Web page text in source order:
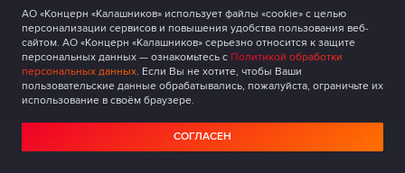
АО «Концерн «Калашников» использует файлы «cookie» с целью
персонализации сервисов и повышения удобства пользования веб-
сайтом. АО «Концерн «Калашников» серьезно относится к защите
персональных данных — ознакомьтесь с Политикой обработки
персональных данных. Если Вы не хотите, чтобы Ваши
пользовательские данные обрабатывались, пожалуйста, ограничьте их
использование в своём браузере.
СОГЛАСЕН